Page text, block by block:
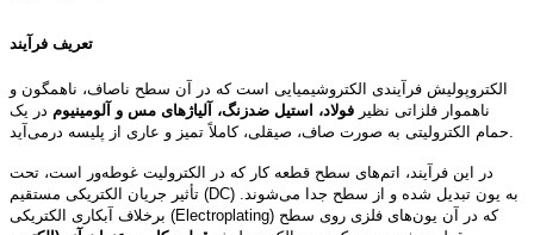
تعریف فرآیند
الکتروپولیش فرآیندی الکتروشیمیایی است که در آن سطح ناصاف، ناهمگون و
ناهموار فلزاتی نظیر فولاد، استیل ضدزنگ، آلیاژهای مس و آلومینیوم در یک
در این فرآیند، اتم‌های سطح قطعه کار که در الکترولیت غوطه‌ور است، تحت
تأثیر جریان الکتریکی مستقیم (DC) به یون تبدیل شده و از سطح جدا می‌شوند.
برخلاف آبکاری الکتریکی (Electroplating) که در آن یون‌های فلزی روی سطح